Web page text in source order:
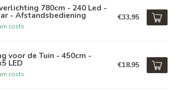
780cm - 240 Led -
- Afstandsbediening
costs
€33,95
voor de Tuin - 450cm -
LED
costs
€18,95